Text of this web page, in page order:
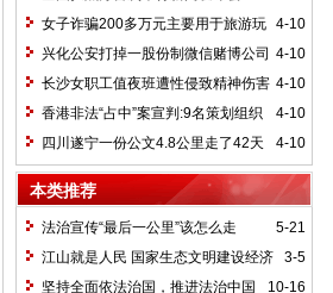
4-10
女子诈骗200多万元主要用于旅游玩
游戏
4-10
兴化公安打掉一股份制微信赌博公司
4-10
长沙女职工值夜班遭性侵致精神伤害
4-10
香港非法“占中”案宣判:9名策划组织
者被定罪
4-10
四川遂宁一份公文4.8公里走了42天
12名责任人被处理
本类推荐
5-21
法治宣传“最后一公里”该怎么走
3-5
江山就是人民 国家生态文明建设经济
战略部署大会北京隆重召开
10-16
坚持全面依法治国，推进法治中国